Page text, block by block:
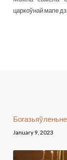
царкоўнай мапе
Богазьяўленьне
January 9, 2023